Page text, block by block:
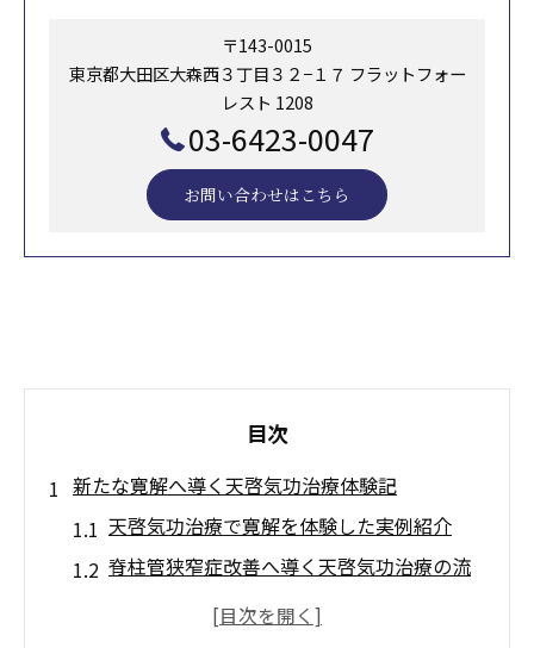
〒143-0015
東京都大田区大森西３丁目３２−１７ フラットフォー
レスト 1208
03-6423-0047
お問い合わせはこちら
目次
新たな寛解へ導く天啓気功治療体験記
天啓気功治療で寛解を体験した実例紹介
脊柱管狭窄症改善へ導く天啓気功治療の流